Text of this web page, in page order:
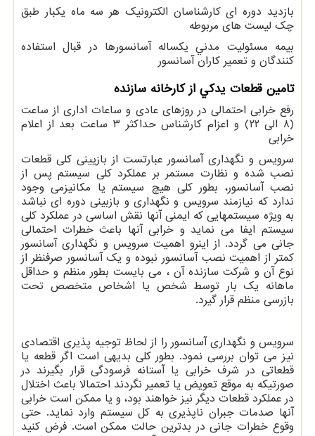
بازديد دوره اي كارشناسان الكترونيك هر سه ماه يكبار طبق
چك ليست های مربوطه
بيمه مسئوليت مدني يكساله آسانسورها در قبال استفاده
كنندگان و تعمير كاران آسانسور
تامين قطعات يدكي از كارخانه سازنده
رفع خرابی احتمالی در روزهای عادی و ساعات اداری از ساعت
(۸ الی ۲۲) و اعزام کارشناس حداکثر ۳ ساعت بعد از اعلام
خرابی
سرویس و نگهداری آسانسور عبارتست از بازیینی کلی قطعات
نصب شده و نظارت مستمر بر عملکرد کلی سیستم پس از
نصب آسانسور، بطور کلی هیچ سیستم یا مکانیزمی وجود
ندارد که نیازمند سرویس و نگهداری و بازبینی دوره ای نباشد
به ویژه سیستمهایی که ایمنی آنها نقش اساسی در عملکرد کلی
سیستم ایفا می نماید و خرابی آنها باعث خطرات احتمالی
جانی می گردد. از اینرو اهمیت سرویس و نگهداری آسانسور
کمتر از اهمیت نصب آسانسور نبوده و یک آسانسور صرفنظر از
نوع آن و شرکت سازنده آن ، می بایست بطور منظم و حداقل
ماهانه یک بار توسط شخص یا اشخاص متخصص تحت
بازرسی منظم قرار گیرد.
سرویس و نگهداری آسانسور را از لحاظ توجیه پذیری اقتصادی
نیز می توان بررسی نمود. بطور کلی بدیهی است اگر قطعه یا
قطعاتی در شرف خرابی یا آستانه فرسودگی قرار بگیرند در
صورتیکه به موقع تعویض یا تعمیر نگردند احتمالا باعث اختلال
در عملکرد قطعات دیگر نیز خواهند بود، و یا ممکن است خرابی
آنها صدمات جبران ناپذیری به کل سیستم وارد نماید. حتی
وقوع خطرات جانی در بدترین حالت ممکن است. فرض کنید